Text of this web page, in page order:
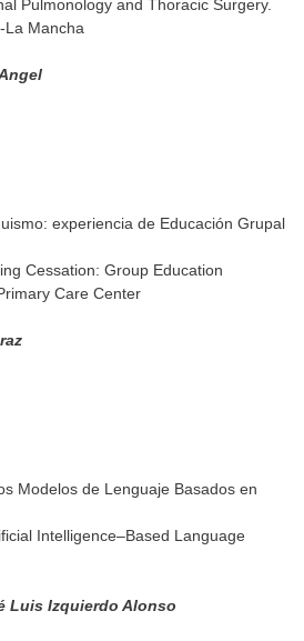
Pulmonology and Thoracic Surgery.
La Mancha
experiencia de Educación Grupal
Cessation: Group Education
Care Center
Modelos de Lenguaje Basados en
Intelligence–Based Language
Luis Izquierdo Alonso